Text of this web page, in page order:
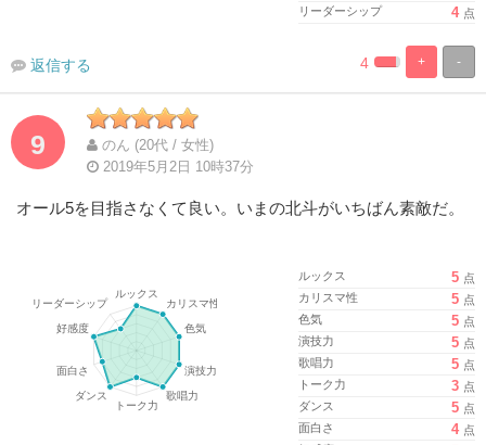
リーダーシップ
4 点
-
+
%100%
4
返信する
9
のん (20代 / 女性)
2019年5月2日 10時37分
オール5を目指さなくて良い。いまの北斗がいちばん素敵だ。
ルックス 5 点
カリスマ性
5 点
色気
5 点
演技力
5 点
歌唱力
5 点
トーク力
3 点
ダンス
5 点
面白さ
4 点